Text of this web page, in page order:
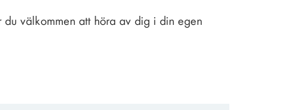
välkommen att höra av dig i din egen